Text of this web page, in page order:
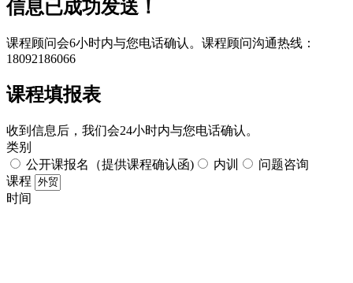
​​信息已成功发送！
课程顾问会6小时内与您电话确认。​课程顾问沟通热线：
18092186066
课程填报表​
收到信息后，我们会24小时内与您电话确认。​
类别
公开课报名（提供课程确认函)
内训
问题咨询
课程
时间